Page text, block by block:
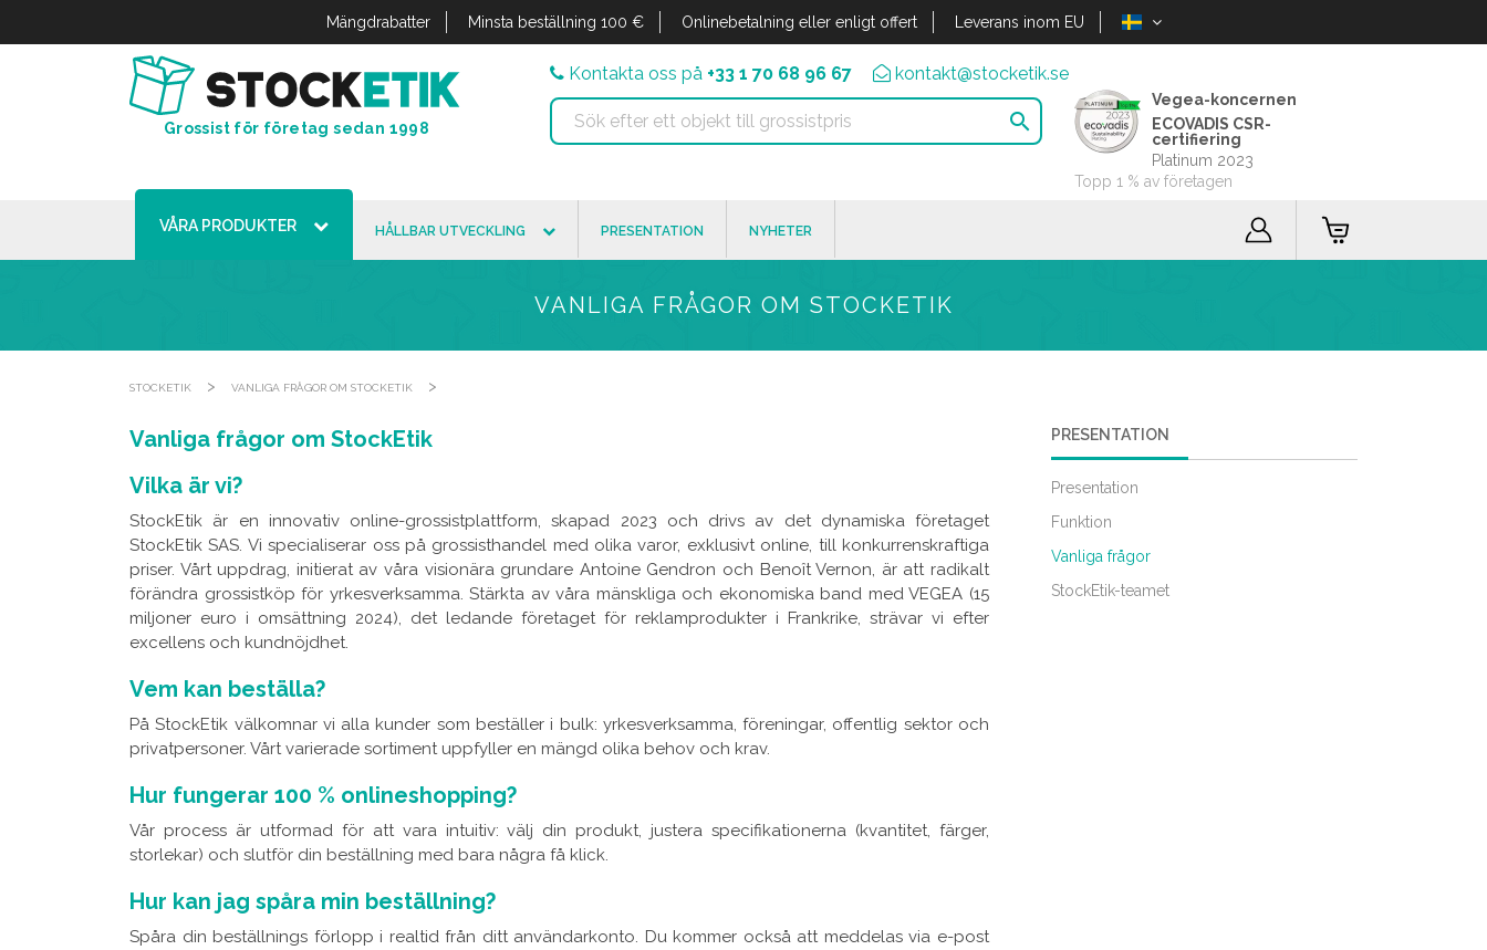
Mängdrabatter Minsta beställning 100 € Onlinebetalning eller enligt offert Leverans inom EU
Grossist för företag sedan 1998
Kontakta oss på +33 1 70 68 96 67 kontakt@stocketik.se

Vegea-koncernen
ECOVADIS CSR-
certifiering
Platinum 2023
Topp 1 % av företagen
VÅRA PRODUKTER HÅLLBAR UTVECKLING PRESENTATION NYHETER
VANLIGA FRÅGOR OM STOCKETIK
STOCKETIK > VANLIGA FRÅGOR OM STOCKETIK >
PRESENTATION
Presentation
Funktion
Vanliga frågor
StockEtik-teamet
Vanliga frågor om StockEtik
Vilka är vi?
StockEtik är en innovativ online-grossistplattform, skapad 2023 och drivs av det dynamiska företaget
StockEtik SAS. Vi specialiserar oss på grossisthandel med olika varor, exklusivt online, till konkurrenskraftiga
priser. Vårt uppdrag, initierat av våra visionära grundare Antoine Gendron och Benoît Vernon, är att radikalt
förändra grossistköp för yrkesverksamma. Stärkta av våra mänskliga och ekonomiska band med VEGEA (15
miljoner euro i omsättning 2024), det ledande företaget för reklamprodukter i Frankrike, strävar vi efter
excellens och kundnöjdhet.
Vem kan beställa?
På StockEtik välkomnar vi alla kunder som beställer i bulk: yrkesverksamma, föreningar, offentlig sektor och
privatpersoner. Vårt varierade sortiment uppfyller en mängd olika behov och krav.
Hur fungerar 100 % onlineshopping?
Vår process är utformad för att vara intuitiv: välj din produkt, justera specifikationerna (kvantitet, färger,
storlekar) och slutför din beställning med bara några få klick.
Hur kan jag spåra min beställning?
Spåra din beställnings förlopp i realtid från ditt användarkonto. Du kommer också att meddelas via e-post